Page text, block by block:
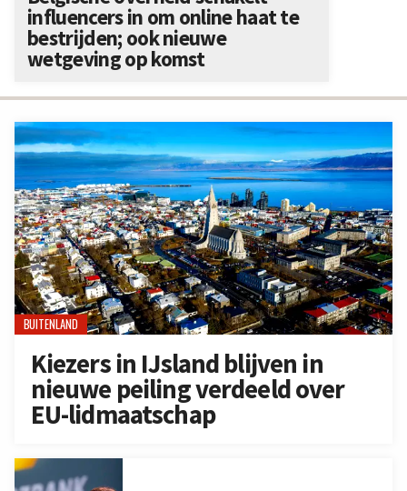
BUITENLAND
Kiezers in IJsland blijven in
nieuwe peiling verdeeld over
EU-lidmaatschap
influencers in om online haat te
bestrijden; ook nieuwe
wetgeving op komst